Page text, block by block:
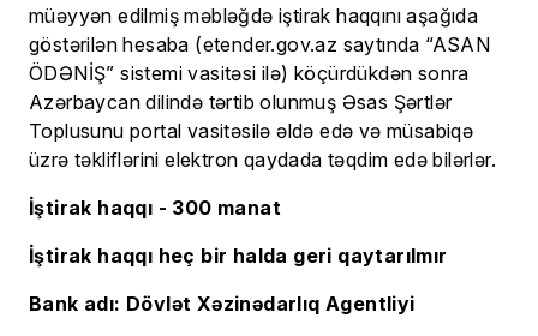
müəyyən edilmiş məbləğdə iştirak haqqını aşağıda
göstərilən hesaba (etender.gov.az saytında “ASAN
ÖDƏNİŞ” sistemi vasitəsi ilə) köçürdükdən sonra
Azərbaycan dilində tərtib olunmuş Əsas Şərtlər
Toplusunu portal vasitəsilə əldə edə və müsabiqə
üzrə təkliflərini elektron qaydada təqdim edə bilərlər.
İştirak haqqı - 300 manat
İştirak haqqı heç bir halda geri qaytarılmır
Bank adı: Dövlət Xəzinədarlıq Agentliyi